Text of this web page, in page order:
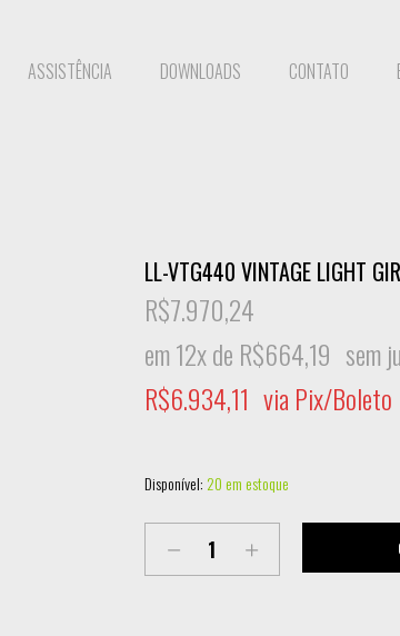
ASSISTÊNCIA DOWNLOADS CONTATO
LL-VTG440 VINTAGE LIGHT
R$7.970,24
em 12x de R$664,19 sem
R$6.934,11 via Pix/Boleto
Disponível: 20 em estoque
VTG440